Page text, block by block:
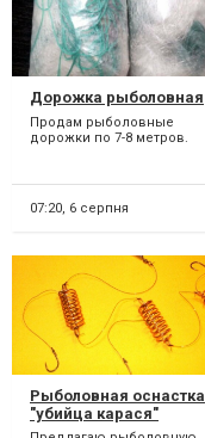
Дорожка рыболовная
Продам рыболовные
дорожки по 7-8 метров.
Возможно...
07:20, 6 серпня
Рыболовная оснастка
"убийца карася"